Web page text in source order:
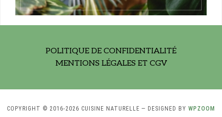
POLITIQUE DE CONFIDENTIALITÉ
MENTIONS LÉGALES ET CGV
COPYRIGHT © 2016-2026 CUISINE NATURELLE — DESIGNED BY WPZOOM